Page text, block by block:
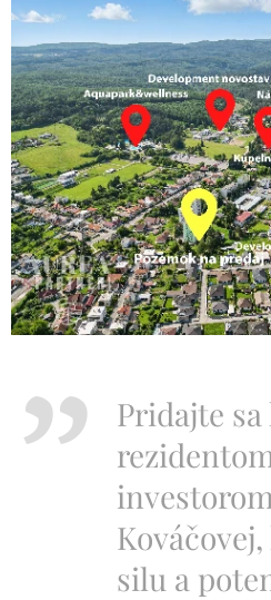
Pridajte
silu a